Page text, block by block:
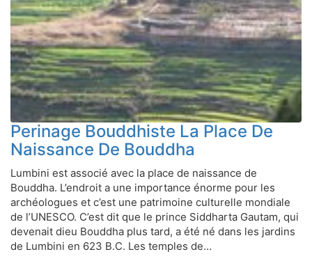
Perinage Bouddhiste La Place De
Naissance De Bouddha
Lumbini est associé avec la place de naissance de
Bouddha. L’endroit a une importance énorme pour les
archéologues et c’est une patrimoine culturelle mondiale
de l’UNESCO. C’est dit que le prince Siddharta Gautam, qui
devenait dieu Bouddha plus tard, a été né dans les jardins
de Lumbini en 623 B.C. Les temples de…